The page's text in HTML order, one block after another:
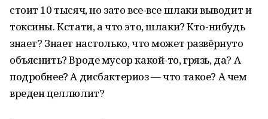
стоит 10 тысяч, но зато все-все шлаки выводит и
токсины. Кстати, а что это, шлаки? Кто-нибудь
знает? Знает настолько, что может развёрнуто
объяснить? Вроде мусор какой-то, грязь, да? А
подробнее? А дисбактериоз — что такое? А чем
вреден целлюлит?